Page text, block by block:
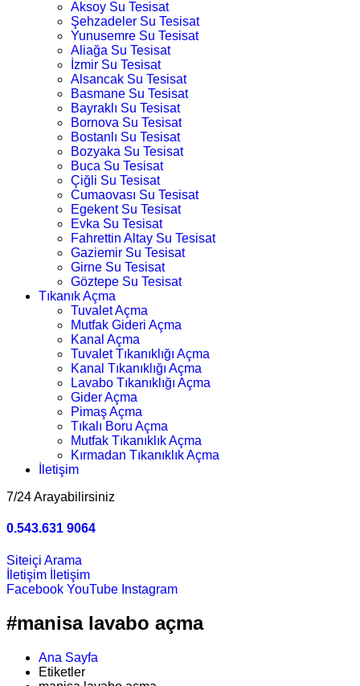
Aksoy Su Tesisat
Şehzadeler Su Tesisat
Yunusemre Su Tesisat
Aliağa Su Tesisat
İzmir Su Tesisat
Alsancak Su Tesisat
Basmane Su Tesisat
Bayraklı Su Tesisat
Bornova Su Tesisat
Bostanlı Su Tesisat
Bozyaka Su Tesisat
Buca Su Tesisat
Çiğli Su Tesisat
Cumaovası Su Tesisat
Egekent Su Tesisat
Evka Su Tesisat
Fahrettin Altay Su Tesisat
Gaziemir Su Tesisat
Girne Su Tesisat
Göztepe Su Tesisat
Tıkanık Açma
Tuvalet Açma
Mutfak Gideri Açma
Kanal Açma
Tuvalet Tıkanıklığı Açma
Kanal Tıkanıklığı Açma
Lavabo Tıkanıklığı Açma
Gider Açma
Pimaş Açma
Tıkalı Boru Açma
Mutfak Tıkanıklık Açma
Kırmadan Tıkanıklık Açma
İletişim
7/24 Arayabilirsiniz
0.543.631 9064
Siteiçi Arama
İletişim
İletişim
Facebook YouTube Instagram
#manisa lavabo açma
Ana Sayfa
Etiketler